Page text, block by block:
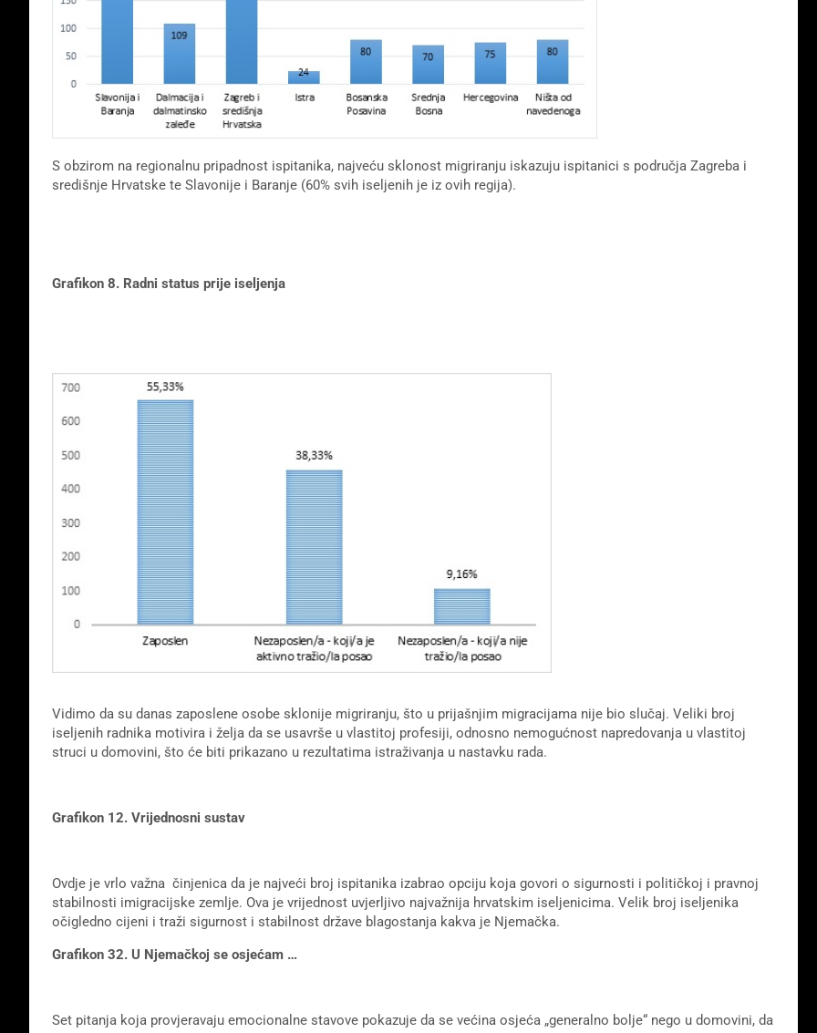
S obzirom na regionalnu pripadnost ispitanika, najveću sklonost migriranju iskazuju ispitanici s područja Zagreba i
središnje Hrvatske te Slavonije i Baranje (60% svih iseljenih je iz ovih regija).
Grafikon 8. Radni status prije iseljenja
Vidimo da su danas zaposlene osobe sklonije migriranju, što u prijašnjim migracijama nije bio slučaj. Veliki broj
iseljenih radnika motivira i želja da se usavrše u vlastitoj profesiji, odnosno nemogućnost napredovanja u vlastitoj
struci u domovini, što će biti prikazano u rezultatima istraživanja u nastavku rada.
Grafikon 12. Vrijednosni sustav
Ovdje je vrlo važna činjenica da je najveći broj ispitanika izabrao opciju koja govori o sigurnosti i političkoj i pravnoj
stabilnosti imigracijske zemlje. Ova je vrijednost uvjerljivo najvažnija hrvatskim iseljenicima. Velik broj iseljenika
očigledno cijeni i traži sigurnost i stabilnost države blagostanja kakva je Njemačka.
Grafikon 32. U Njemačkoj se osjećam …
Set pitanja koja provjeravaju emocionalne stavove pokazuje da se većina osjeća „generalno bolje“ nego u domovini, da